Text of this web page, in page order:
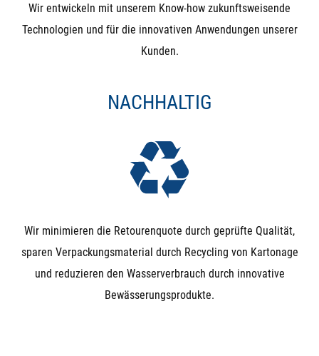
Wir entwickeln mit unserem Know-how zukunftsweisende
Technologien und für die innovativen Anwendungen unserer
Kunden.
NACHHALTIG
Wir minimieren die Retourenquote durch geprüfte Qualität,
sparen Verpackungsmaterial durch Recycling von Kartonage
und reduzieren den Wasserverbrauch durch innovative
Bewässerungsprodukte.